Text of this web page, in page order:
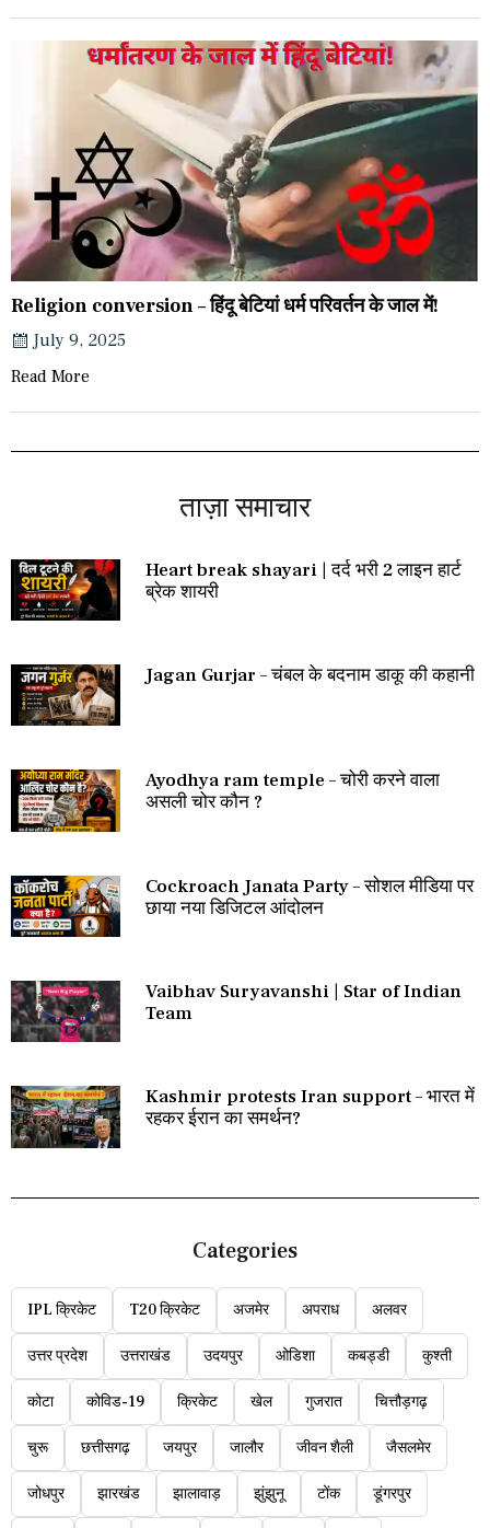
Religion conversion – हिंदू बेटियां धर्म परिवर्तन के जाल में!
July 9, 2025
Read More
ताज़ा समाचार
Heart break shayari | दर्द भरी 2 लाइन हार्ट
ब्रेक शायरी
Jagan Gurjar – चंबल के बदनाम डाकू की कहानी
Ayodhya ram temple – चोरी करने वाला
असली चोर कौन ?
Cockroach Janata Party – सोशल मीडिया पर
छाया नया डिजिटल आंदोलन
Vaibhav Suryavanshi | Star of Indian
Team
Kashmir protests Iran support – भारत में
रहकर ईरान का समर्थन?
Categories
IPL क्रिकेट T20 क्रिकेट अजमेर अपराध अलवर
उत्तर प्रदेश उत्तराखंड उदयपुर ओडिशा कबड्डी कुश्ती
कोटा कोविड-19 क्रिकेट खेल गुजरात चित्तौड़गढ़
चुरू छत्तीसगढ़ जयपुर जालौर जीवन शैली जैसलमेर
जोधपुर झारखंड झालावाड़ झुंझुनू टोंक डूंगरपुर